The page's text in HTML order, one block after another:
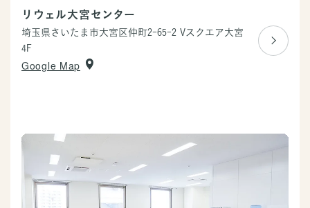
リウェル大宮センター
埼玉県さいたま市大宮区仲町2-65-2 Vスクエア大宮
4F
Google Map